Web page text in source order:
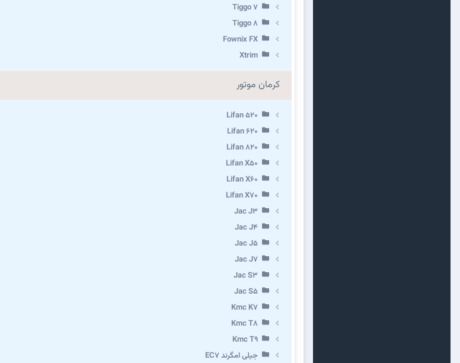
Tiggo 7
Tiggo 8
Fownix FX
Xtrim
کرمان موتور
Lifan 520
Lifan 620
Lifan 820
Lifan X50
Lifan X60
Lifan X70
Jac J3
Jac J4
Jac J5
Jac J7
Jac S3
Jac S5
Kmc K7
Kmc T8
Kmc T9
جیلی امگرند EC7